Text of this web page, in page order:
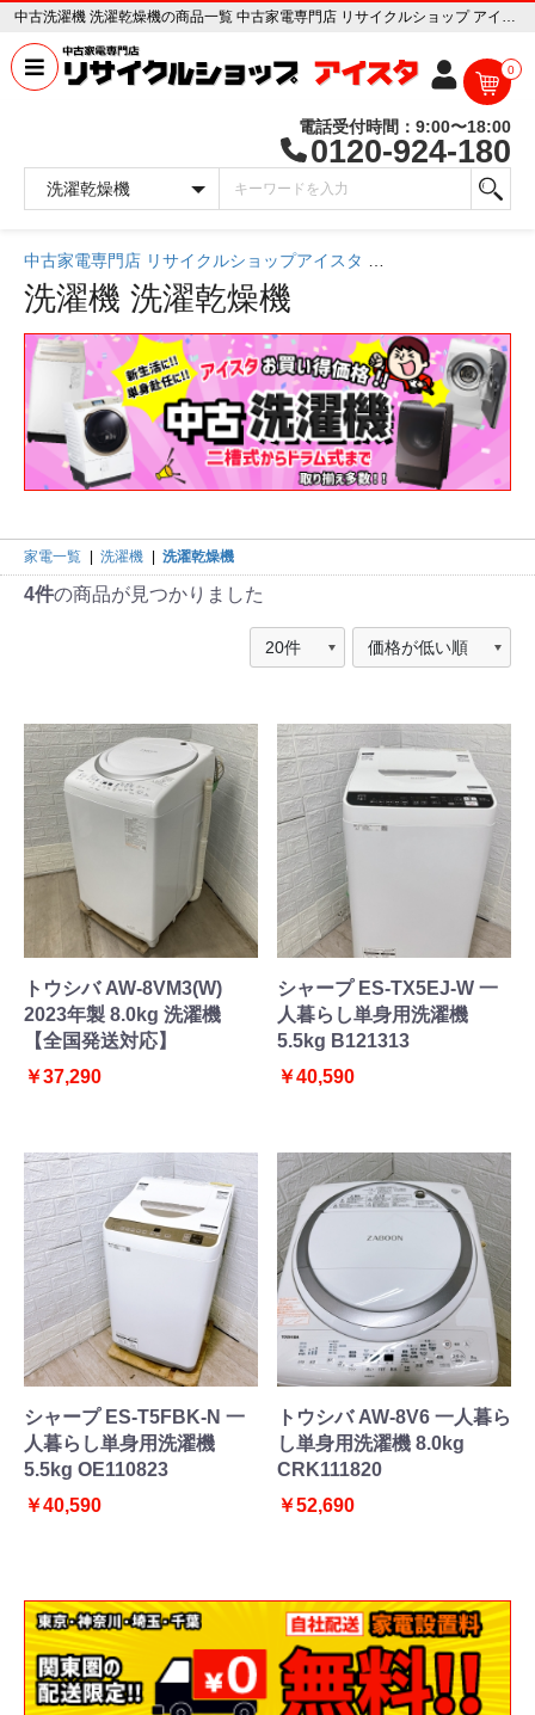
中古洗濯機 洗濯乾燥機の商品一覧 中古家電専門店 リサイクルショップ アイスタ
0
電話受付時間：9:00〜18:00
0120-924-180
中古家電専門店 リサイクルショップアイスタ
洗濯機 洗濯乾燥機
家電一覧 洗濯機 洗濯乾燥機
4件の商品が見つかりました
トウシバ AW-8VM3(W)
2023年製 8.0kg 洗濯機
【全国発送対応】
￥37,290
シャープ ES-TX5EJ-W 一
人暮らし単身用洗濯機
5.5kg B121313
￥40,590
シャープ ES-T5FBK-N 一
人暮らし単身用洗濯機
5.5kg OE110823
￥40,590
トウシバ AW-8V6 一人暮ら
し単身用洗濯機 8.0kg
CRK111820
￥52,690